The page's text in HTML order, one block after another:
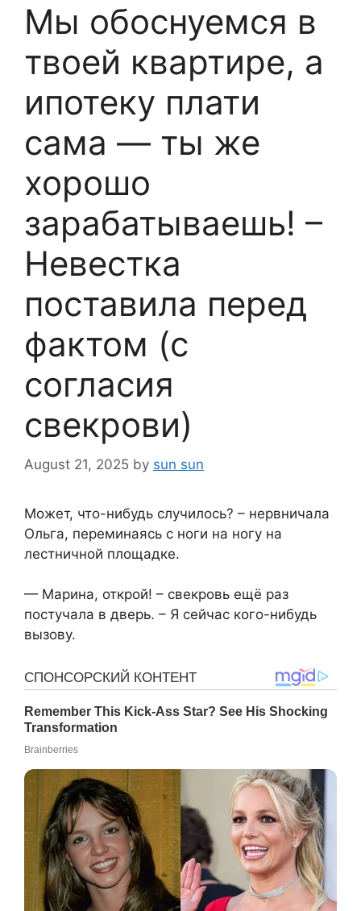
Мы обоснуемся в
твоей квартире, а
ипотеку плати
сама — ты же
хорошо
зарабатываешь! –
Невестка
поставила перед
фактом (с
согласия
свекрови)
August 21, 2025 by sun sun
Может, что-нибудь случилось? – нервничала
Ольга, переминаясь с ноги на ногу на
лестничной площадке.
— Марина, открой! – свекровь ещё раз
постучала в дверь. – Я сейчас кого-нибудь
вызову.